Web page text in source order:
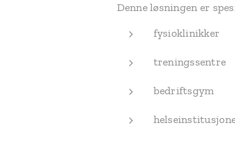
Denne løsningen er
fysioklinikker
treningssentre
bedriftsgym